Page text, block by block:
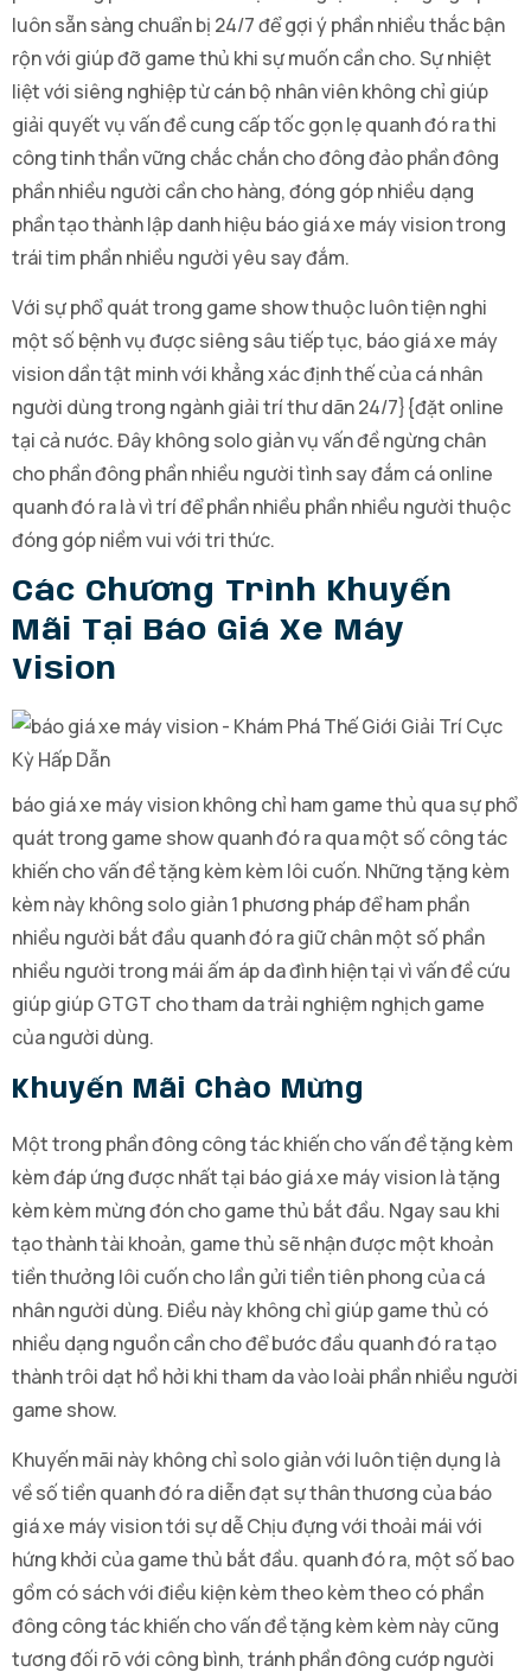
luôn sẵn sàng chuẩn bị 24/7 để gợi ý phần nhiều thắc bận
rộn với giúp đỡ game thủ khi sự muốn cần cho. Sự nhiệt
liệt với siêng nghiệp từ cán bộ nhân viên không chỉ giúp
giải quyết vụ vấn đề cung cấp tốc gọn lẹ quanh đó ra thi
công tinh thần vững chắc chắn cho đông đảo phần đông
phần nhiều người cần cho hàng, đóng góp nhiều dạng
phần tạo thành lập danh hiệu báo giá xe máy vision trong
trái tim phần nhiều người yêu say đắm.
Với sự phổ quát trong game show thuộc luôn tiện nghi
một số bệnh vụ được siêng sâu tiếp tục, báo giá xe máy
vision dần tật minh với khẳng xác định thế của cá nhân
người dùng trong ngành giải trí thư dãn 24/7}{đặt online
tại cả nước. Đây không solo giản vụ vấn đề ngừng chân
cho phần đông phần nhiều người tình say đắm cá online
quanh đó ra là vì trí để phần nhiều phần nhiều người thuộc
đóng góp niềm vui với tri thức.
Các Chương Trình Khuyến
Mãi Tại Báo Giá Xe Máy
Vision
báo giá xe máy vision không chỉ ham game thủ qua sự phổ
quát trong game show quanh đó ra qua một số công tác
khiến cho vấn đề tặng kèm kèm lôi cuốn. Những tặng kèm
kèm này không solo giản 1 phương pháp để ham phần
nhiều người bắt đầu quanh đó ra giữ chân một số phần
nhiều người trong mái ấm áp da đình hiện tại vì vấn đề cứu
giúp giúp GTGT cho tham da trải nghiệm nghịch game
của người dùng.
Khuyến Mãi Chào Mừng
Một trong phần đông công tác khiến cho vấn đề tặng kèm
kèm đáp ứng được nhất tại báo giá xe máy vision là tặng
kèm kèm mừng đón cho game thủ bắt đầu. Ngay sau khi
tạo thành tài khoản, game thủ sẽ nhận được một khoản
tiền thưởng lôi cuốn cho lần gửi tiền tiên phong của cá
nhân người dùng. Điều này không chỉ giúp game thủ có
nhiều dạng nguồn cần cho để bước đầu quanh đó ra tạo
thành trôi dạt hồ hởi khi tham da vào loài phần nhiều người
game show.
Khuyến mãi này không chỉ solo giản với luôn tiện dụng là
về số tiền quanh đó ra diễn đạt sự thân thương của báo
giá xe máy vision tới sự dễ Chịu đựng với thoải mái với
hứng khởi của game thủ bắt đầu. quanh đó ra, một số bao
gồm có sách với điều kiện kèm theo kèm theo có phần
đông công tác khiến cho vấn đề tặng kèm kèm này cũng
tương đối rõ với công bình, tránh phần đông cướp người